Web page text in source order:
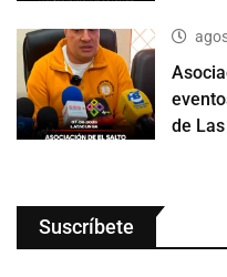
de
Suscríbete